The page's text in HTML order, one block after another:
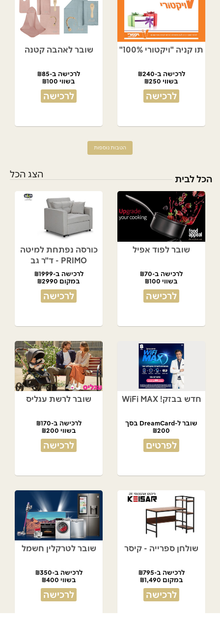
תו קניה "ויקטורי 100%"
לרכישה ב-₪240
בשווי ₪250
לרכישה
שובר לאהבה קטנה
לרכישה ב-₪85
בשווי ₪100
לרכישה
הטבות נוספות
הכל לבית הצג הכל
שובר לפוד אפיל
לרכישה ב-₪70
בשווי ₪100
לרכישה
כורסה נפתחת למיטה
PRIMO - ד"ר גב
לרכישה ב-₪1999
במקום ₪2990
לרכישה
חדש בבזק! WiFi MAX
שובר ל-DreamCard בסך
₪200
מתנת המועדון!
לפרטים
שובר לרשת עגליס
לרכישה ב-₪170
בשווי ₪200
לרכישה
שולחן ספרייה - קיסר
לרכישה ב-₪795
במקום ₪1,490
לרכישה
שובר לטרקלין חשמל
לרכישה ב-₪350
בשווי ₪400
לרכישה